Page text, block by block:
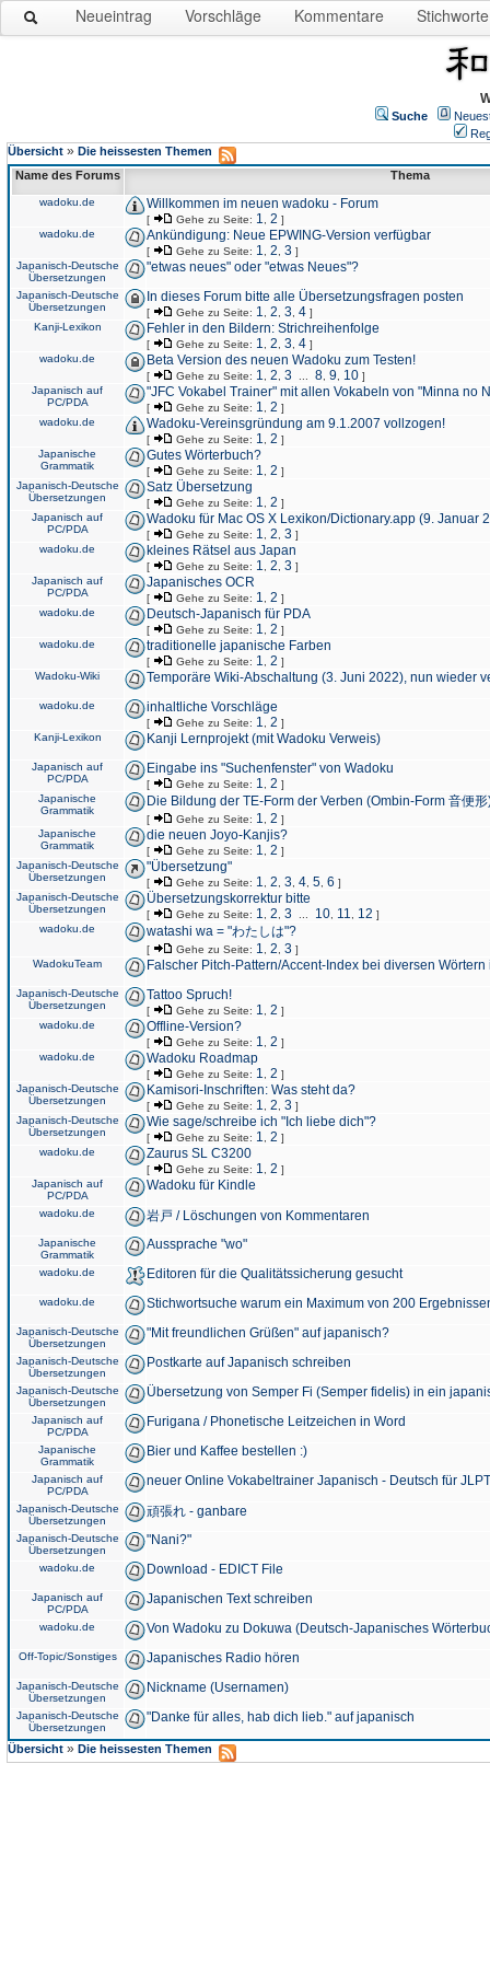
Neueintrag Vorschläge Kommentare Stichworte
Suche
Übersicht » Die heissesten Themen
Name des Forums
Thema
wadoku.de Willkommen im neuen wadoku - Forum
[ Gehe zu Seite: 1 2 ]
wadoku.de
Ankündigung: Neue EPWING-Version verfügbar
[ Gehe zu Seite: 1 2 3 ]
Japanisch-Deutsche
Übersetzungen
"etwas neues" oder "etwas Neues"?
Japanisch-Deutsche
Übersetzungen
In dieses Forum bitte alle Übersetzungsfragen posten
[ Gehe zu Seite: 1 2 3 4 ]
Kanji-Lexikon
Fehler in den Bildern: Strichreihenfolge
[ Gehe zu Seite: 1 2 3 4 ]
wadoku.de
Beta Version des neuen Wadoku zum Testen!
[ Gehe zu Seite: 1 2 3 8 9 10 ]
Japanisch auf
PC/PDA
"JFC Vokabel Trainer" mit allen Vokabeln von "Minna no
[ Gehe zu Seite: 1 2 ]
wadoku.de
Wadoku-Vereinsgründung am 9.1.2007 vollzogen!
[ Gehe zu Seite: 1 2 ]
Japanische
Grammatik
Gutes Wörterbuch?
[ Gehe zu Seite: 1 2 ]
Japanisch-Deutsche
Übersetzungen
Satz Übersetzung
[ Gehe zu Seite: 1 2 ]
Japanisch auf
PC/PDA
Wadoku für Mac OS X Lexikon/Dictionary.app (9. Januar
[ Gehe zu Seite: 1 2 3 ]
wadoku.de
kleines Rätsel aus Japan
[ Gehe zu Seite: 1 2 3 ]
Japanisch auf
PC/PDA
Japanisches OCR
[ Gehe zu Seite: 1 2 ]
wadoku.de
Deutsch-Japanisch für PDA
[ Gehe zu Seite: 1 2 ]
wadoku.de
traditionelle japanische Farben
[ Gehe zu Seite: 1 2 ]
Wadoku-Wiki
Temporäre Wiki-Abschaltung (3. Juni 2022), nun wieder
wadoku.de inhaltliche Vorschläge
[ Gehe zu Seite: 1 2 ]
Kanji-Lexikon
Kanji Lernprojekt (mit Wadoku Verweis)
Japanisch auf
PC/PDA
Eingabe ins "Suchenfenster" von Wadoku
[ Gehe zu Seite: 1 2 ]
Japanische
Grammatik
Die Bildung der TE-Form der Verben (Ombin-Form 音便形
[ Gehe zu Seite: 1 2 ]
Japanische
Grammatik
die neuen Joyo-Kanjis?
[ Gehe zu Seite: 1 2 ]
Japanisch-Deutsche
Übersetzungen
"Übersetzung"
[ Gehe zu Seite: 1 2 3 4 5 6 ]
Japanisch-Deutsche
Übersetzungen
Übersetzungskorrektur bitte
[ Gehe zu Seite: 1 2 3 10 11 12 ]
wadoku.de
watashi wa = "わたしは"?
[ Gehe zu Seite: 1 2 3 ]
WadokuTeam
Falscher Pitch-Pattern/Accent-Index bei diversen
Japanisch-Deutsche
Übersetzungen
Tattoo Spruch!
[ Gehe zu Seite: 1 2 ]
wadoku.de
Offline-Version?
[ Gehe zu Seite: 1 2 ]
wadoku.de
Wadoku Roadmap
[ Gehe zu Seite: 1 2 ]
Japanisch-Deutsche
Übersetzungen
Kamisori-Inschriften: Was steht da?
[ Gehe zu Seite: 1 2 3 ]
Japanisch-Deutsche
Übersetzungen
Wie sage/schreibe ich "Ich liebe dich"?
[ Gehe zu Seite: 1 2 ]
wadoku.de
Zaurus SL C3200
[ Gehe zu Seite: 1 2 ]
Japanisch auf
PC/PDA
Wadoku für Kindle
wadoku.de 岩戸 / Löschungen von Kommentaren
Japanische
Grammatik
Aussprache "wo"
wadoku.de Editoren für die Qualitätssicherung gesucht
wadoku.de Stichwortsuche warum ein Maximum von 200
Japanisch-Deutsche
Übersetzungen
"Mit freundlichen Grüßen" auf japanisch?
Japanisch-Deutsche
Übersetzungen
Postkarte auf Japanisch schreiben
Japanisch-Deutsche
Übersetzungen
Übersetzung von Semper Fi (Semper fidelis) in ein
Japanisch auf
PC/PDA
Furigana / Phonetische Leitzeichen in Word
Japanische
Grammatik
Bier und Kaffee bestellen :)
Japanisch auf
PC/PDA
neuer Online Vokabeltrainer Japanisch - Deutsch für
Japanisch-Deutsche
Übersetzungen
頑張れ - ganbare
Japanisch-Deutsche
Übersetzungen
"Nani?"
wadoku.de Download - EDICT File
Japanisch auf
PC/PDA
Japanischen Text schreiben
wadoku.de Von Wadoku zu Dokuwa (Deutsch-Japanisches
Off-Topic/Sonstiges Japanisches Radio hören
Japanisch-Deutsche
Übersetzungen
Nickname (Usernamen)
Japanisch-Deutsche
Übersetzungen
"Danke für alles, hab dich lieb." auf japanisch
Übersicht » Die heissesten Themen